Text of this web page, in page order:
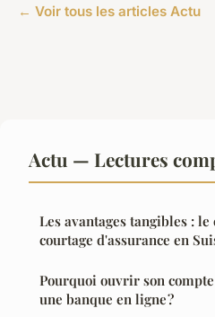
← Voir tous les articles Actu
Actu — Lectures
Les avantages tangibles :
courtage d'assurance en
Pourquoi ouvrir son
une banque en ligne ?